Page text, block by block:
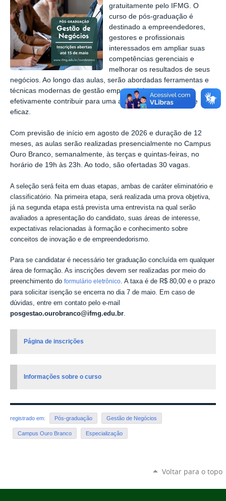
gratuitamente pelo IFMG. O
curso de pós-graduação é
destinado a empreendedores,
gestores e profissionais
interessados em ampliar suas
competências gerenciais e
melhorar os resultados de seus
negócios. Ao longo das aulas, serão abordadas ferramentas e
técnicas modernas de gestão empresarial que possam
efetivamente contribuir para uma administração eficiente e
eficaz.
Com previsão de início em agosto de 2026 e duração de 12
meses, as aulas serão realizadas presencialmente no Campus
Ouro Branco, semanalmente, às terças e quintas-feiras, no
horário de 19h às 23h. Ao todo, são ofertadas 30 vagas.
A seleção será feita em duas etapas, ambas de caráter eliminatório e
classificatório. Na primeira etapa, será realizada uma prova objetiva,
já na segunda etapa está prevista uma entrevista na qual serão
avaliados a apresentação do candidato, suas áreas de interesse,
expectativas relacionadas à formação e conhecimento sobre
conceitos de inovação e de empreendedorismo.
Para se candidatar é necessário ter graduação concluída em qualquer
área de formação. As inscrições devem ser realizadas por meio do
preenchimento do formulário eletrônico. A taxa é de R$ 80,00 e o prazo
para solicitar isenção se encerra no dia 7 de maio. Em caso de
dúvidas, entre em contato pelo e-mail
posgestao.ourobranco@ifmg.edu.br.
Página de inscrições
Informações sobre o curso
registrado em: Pós-graduação Gestão de Negócios
Campus Ouro Branco Especialização
Voltar para o topo